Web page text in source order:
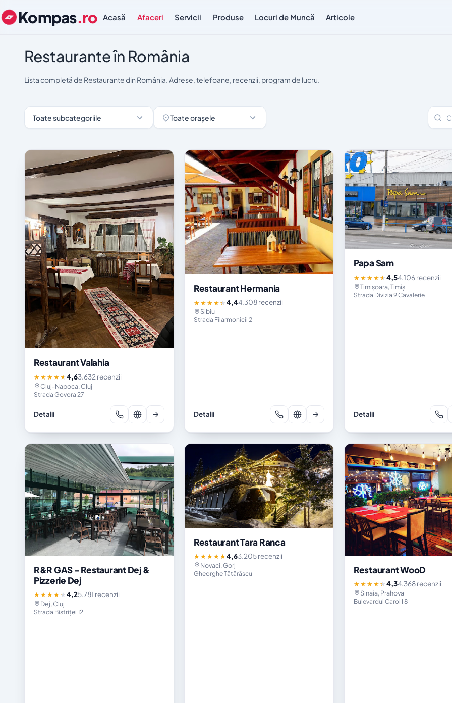
Kompas.ro Acasă Afaceri Servicii Produse Locuri de Muncă Articole
Restaurante în România
Lista completă de Restaurante din România. Adrese, telefoane, recenzii, program de lucru.
Toate subcategoriile Toate orașele
Restaurant Valahia
★★★★★4,63.632 recenzii
Cluj-Napoca, Cluj
Strada Govora 27
Detalii
Restaurant Hermania
★★★★★4,44.308 recenzii
Sibiu
Strada Filarmonicii 2
Detalii
Papa Sam
★★★★★4,54.106 recenzii
Timișoara, Timiș
Strada Divizia 9 Cavalerie
Detalii
R&R GAS - Restaurant Dej &
Pizzerie Dej
★★★★★4,25.781 recenzii
Dej, Cluj
Strada Bistriței 12
Restaurant Tara Ranca
★★★★★4,63.205 recenzii
Novaci, Gorj
Gheorghe Tătărăscu Restaurant WooD
★★★★★4,34.368 recenzii
Sinaia, Prahova
Bulevardul Carol I 8